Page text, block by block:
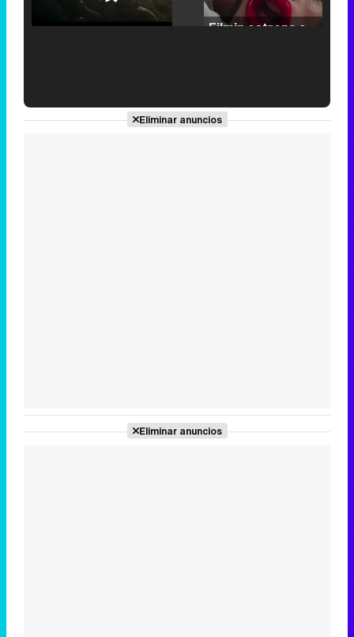
Unmute /
'120 Minutos' celebra sus 2.000 programas en Telemadrid con un vídeo del día a día en la redacción
Eliminar anuncios
Eliminar anuncios